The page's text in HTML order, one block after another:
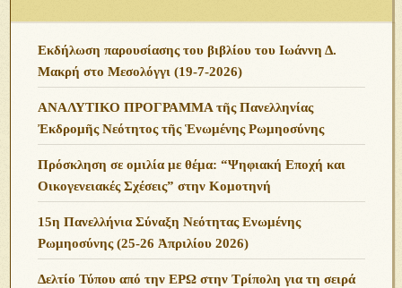
Εκδήλωση παρουσίασης του βιβλίου του Ιωάννη Δ.
Μακρή στο Μεσολόγγι (19-7-2026)
ΑΝΑΛΥΤΙΚΟ ΠΡΟΓΡΑΜΜΑ τῆς Πανελληνίας
Ἐκδρομῆς Νεότητος τῆς Ἑνωμένης Ρωμηοσύνης
Πρόσκληση σε ομιλία με θέμα: “Ψηφιακή Εποχή και
Οικογενειακές Σχέσεις” στην Κομοτηνή
15η Πανελλήνια Σύναξη Νεότητας Ενωμένης
Ρωμηοσύνης (25-26 Ἀπριλίου 2026)
Δελτίο Τύπου από την ΕΡΩ στην Τρίπολη για τη σειρά